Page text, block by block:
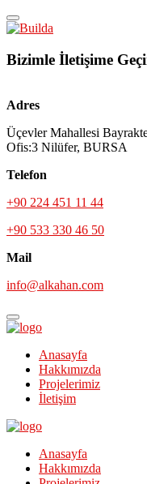
Bizimle İletişime
Adres
Üçevler Mahallesi
Ofis:3 Nilüfer, BURSA
Telefon
+90 224 451 11 44
+90 533 330 46 50
Mail
info@alkahan.com
Anasayfa
Hakkımızda
Projelerimiz
İletişim
Anasayfa
Hakkımızda